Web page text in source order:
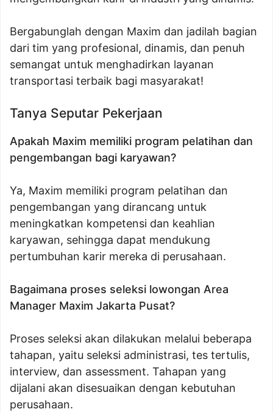
Bergabunglah dengan Maxim dan jadilah bagian
dari tim yang profesional, dinamis, dan penuh
semangat untuk menghadirkan layanan
transportasi terbaik bagi masyarakat!
Tanya Seputar Pekerjaan
Apakah Maxim memiliki program pelatihan dan
pengembangan bagi karyawan?
Ya, Maxim memiliki program pelatihan dan
pengembangan yang dirancang untuk
meningkatkan kompetensi dan keahlian
karyawan, sehingga dapat mendukung
pertumbuhan karir mereka di perusahaan.
Bagaimana proses seleksi lowongan Area
Manager Maxim Jakarta Pusat?
Proses seleksi akan dilakukan melalui beberapa
tahapan, yaitu seleksi administrasi, tes tertulis,
interview, dan assessment. Tahapan yang
dijalani akan disesuaikan dengan kebutuhan
perusahaan.